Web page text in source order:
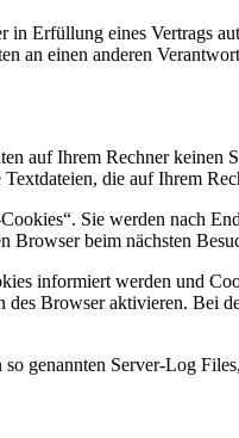
Erfüllung eines Vertrags
an einen anderen
auf Ihrem Rechner
die auf Ihrem
Sie werden nach
Browser beim nächsten
informiert werden und
des Browser aktivieren.
genannten Server-Log